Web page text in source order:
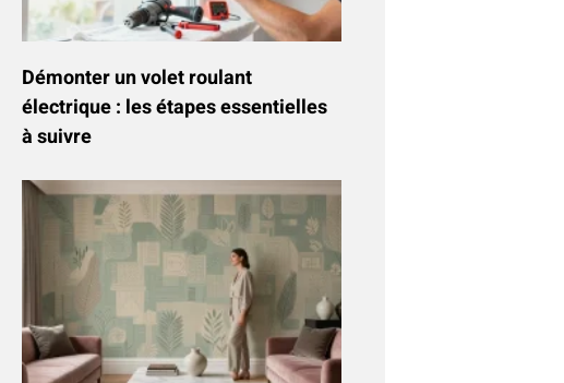
Démonter un volet roulant
électrique : les étapes essentielles
à suivre